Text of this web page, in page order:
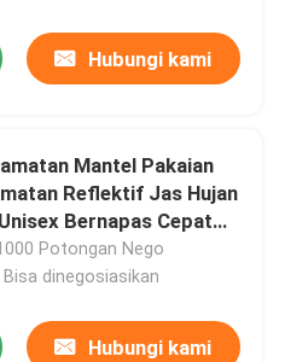
Hubungi kami
Mantel Pakaian
Reflektif Jas Hujan
Bernapas Cepat
Potongan Nego
Bisa dinegosiasikan
Hubungi kami